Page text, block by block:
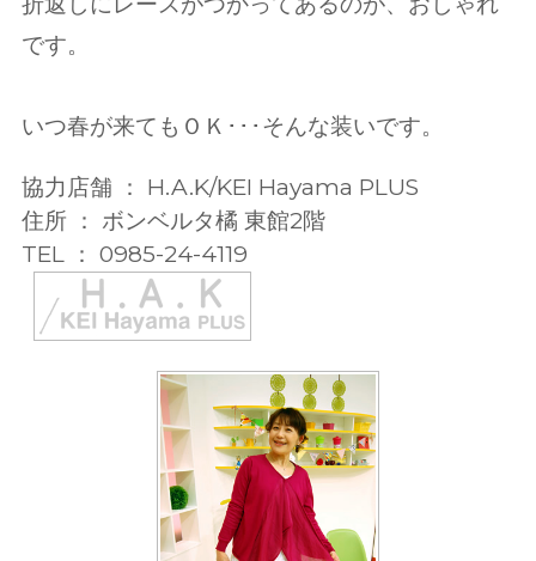
です。
いつ春が来てもＯＫ･･･そんな装いです。
協力店舗 ： H.A.K/KEI Hayama PLUS
住所 ： ボンベルタ橘 東館2階
TEL ： 0985-24-4119